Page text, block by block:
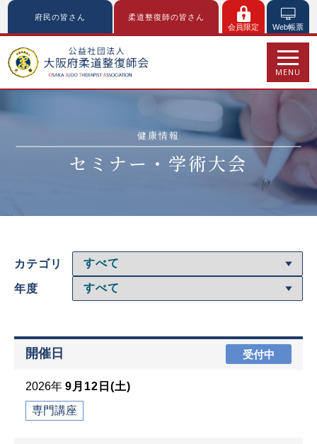
府民の皆さん
柔道整復師の皆さん
会員限定
Web帳票
MENU
健康情報
セミナー・学術大会
カテゴリ
年度
開催日 受付中
2026年 9月12日(土)
専門講座